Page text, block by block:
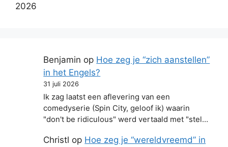
2026
Benjamin op Hoe zeg je “zich aanstellen”
in het Engels?
31 juli 2026
Ik zag laatst een aflevering van een
comedyserie (Spin City, geloof ik) waarin
"don't be ridiculous" werd vertaald met "stel…
Christl op Hoe zeg je “wereldvreemd” in